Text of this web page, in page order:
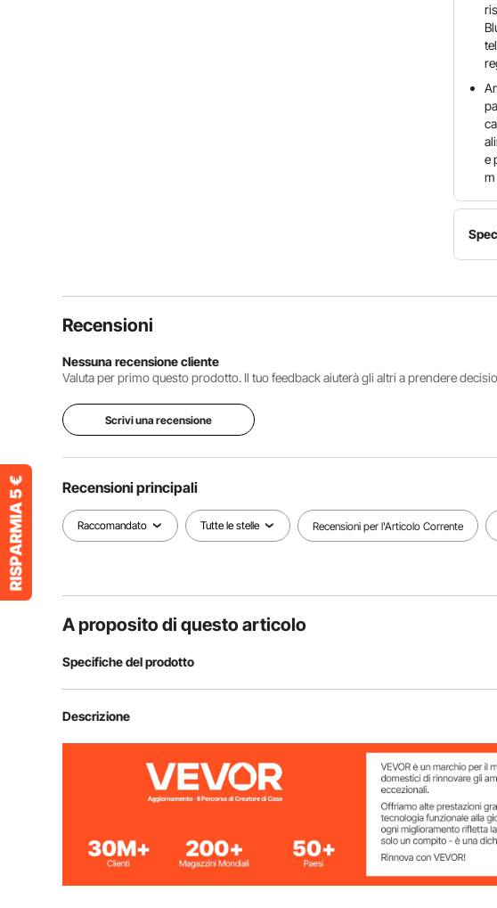
e
m
Recensioni
Nessuna recensione cliente
Valuta per primo questo prodotto. Il tuo feedback aiuterà gli altri a prendere
Scrivi una recensione
Recensioni principali
Raccomandato Tutte le stelle Recensioni per l'Articolo Corrente
A proposito di questo articolo
Specifiche del prodotto
Numero modello articolo
Consumo di carburante 0,04 - 0,1 gal/h (0,16–0,4 L/h)
46,4–96,8°F / 8–36°C
≥ 518℉ / 270℃
Descrizione